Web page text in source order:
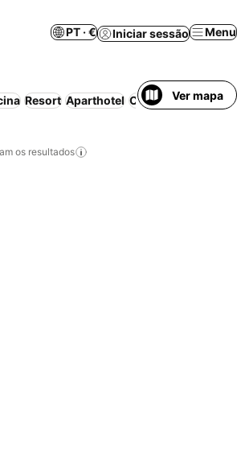
PT · € Iniciar sessão Menu
Resort Aparthotel Cancelamento
Ver mapa
os resultados
favoritos
favoritos